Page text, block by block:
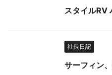
スタイルRV
社長日記
サーフィン